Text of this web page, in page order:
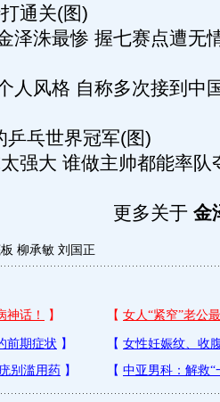
通关(图)
泽洙最惨 握七赛点遭无
人风格 自称多次接到中
乒乓世界冠军(图)
强大 谁做主帅都能率队
更多关于 金
柳承敏 刘国正